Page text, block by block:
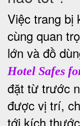
Việc trang bị
cùng quan
lớn và đồ
Hotel Safes
đặt từ trước
được vị trí,
tới kích